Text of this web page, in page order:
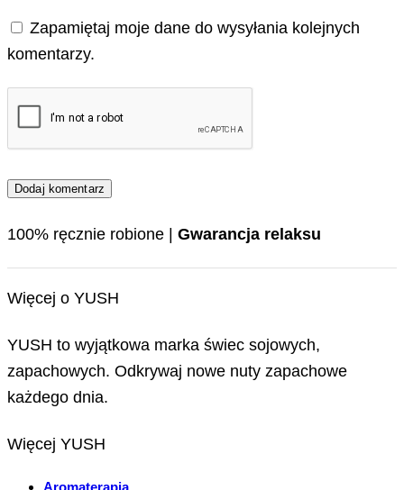
Zapamiętaj moje dane do wysyłania kolejnych
komentarzy.
100% ręcznie robione | Gwarancja relaksu
Więcej o YUSH
YUSH to wyjątkowa marka świec sojowych,
zapachowych. Odkrywaj nowe nuty zapachowe
każdego dnia.
Więcej YUSH